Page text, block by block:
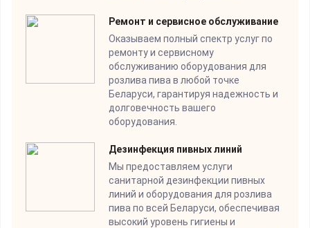
Ремонт и сервисное обслуживание
Оказываем полный спектр услуг по
ремонту и сервисному
обслуживанию оборудования для
розлива пива в любой точке
Беларуси, гарантируя надежность и
долговечность вашего
оборудования.
Дезинфекция пивных линий
Мы предоставляем услуги
санитарной дезинфекции пивных
линий и оборудования для розлива
пива по всей Беларуси, обеспечивая
высокий уровень гигиены и